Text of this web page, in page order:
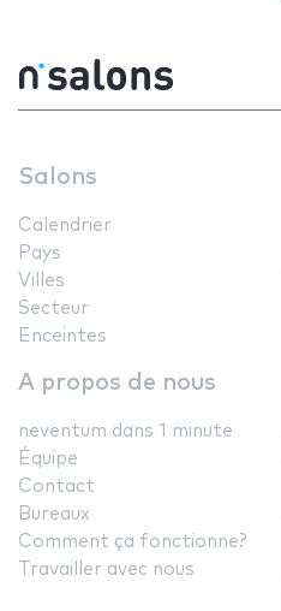
Salons
Calendrier
Pays
Villes
Secteur
Enceintes
A propos de nous
neventum dans 1 minute
Équipe
Contact
Bureaux
Comment ça fonctionne?
Travailler avec nous